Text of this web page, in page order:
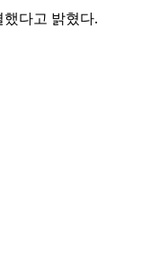
다고 밝혔다.